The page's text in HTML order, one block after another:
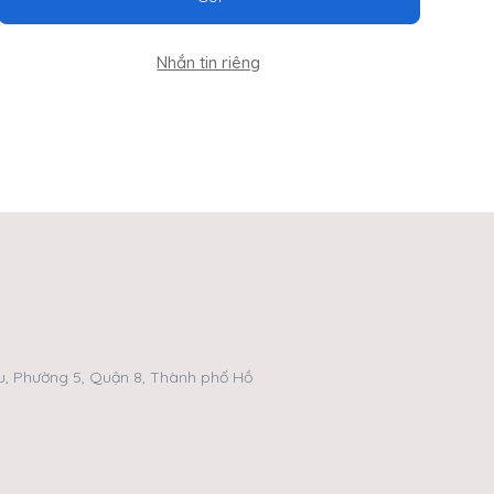
Nhắn tin riêng
Phường 5, Quận 8, Thành phố Hồ